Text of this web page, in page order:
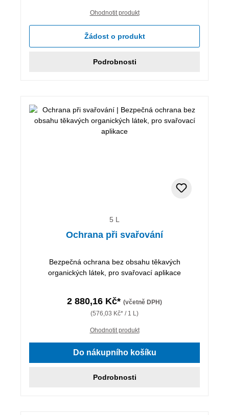
Ohodnotit produkt
Žádost o produkt
Podrobnosti
5 L
Ochrana při svařování
Bezpečná ochrana bez obsahu těkavých
organických látek, pro svařovací aplikace
2 880,16 Kč* (včetně DPH)
(576,03 Kč* / 1 L)
Ohodnotit produkt
Do nákupního košíku
Podrobnosti